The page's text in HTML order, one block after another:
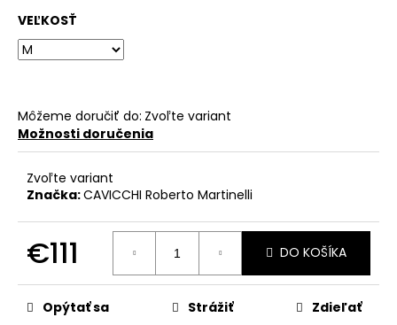
VEĽKOSŤ
Môžeme doručiť do: Zvoľte variant
Možnosti doručenia
Zvoľte variant
Značka:CAVICCHI Roberto Martinelli
€111
cena:
DO KOŠÍKA
Opýtať sa Strážiť Zdieľať
p
o
r
a
m
e